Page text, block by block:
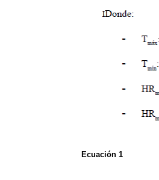
Ecuación 1